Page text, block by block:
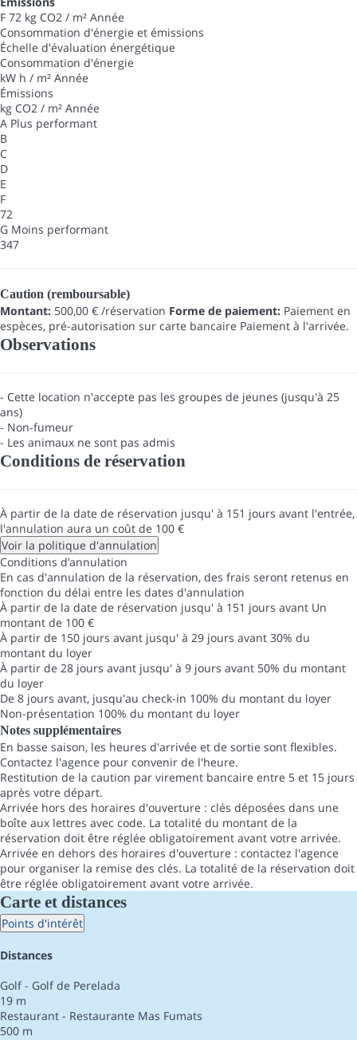
F 72 kg CO2 / m² Année
Consommation d'énergie et émissions
Échelle d'évaluation énergétique
Consommation d'énergie
kW h / m² Année
Émissions
kg CO2 / m² Année
A Plus performant
B
C
D
E
F
72
G Moins performant
347
Caution (remboursable)
Montant: 500,00 € /réservation Forme de paiement: Paiement en
espèces, pré-autorisation sur carte bancaire Paiement à l'arrivée.
Observations
- Cette location n'accepte pas les groupes de jeunes (jusqu'à 25
ans)
- Non-fumeur
- Les animaux ne sont pas admis
Conditions de réservation
À partir de la date de réservation jusqu' à 151 jours avant l'entrée,
l'annulation aura un coût de 100 €
Voir la politique d'annulation
Conditions d’annulation
En cas d'annulation de la réservation, des frais seront retenus en
fonction du délai entre les dates d'annulation
À partir de la date de réservation jusqu' à 151 jours avant Un
montant de 100 €
À partir de 150 jours avant jusqu' à 29 jours avant 30% du
montant du loyer
À partir de 28 jours avant jusqu' à 9 jours avant 50% du montant
du loyer
De 8 jours avant, jusqu'au check-in 100% du montant du loyer
Non-présentation 100% du montant du loyer
Notes supplémentaires
En basse saison, les heures d'arrivée et de sortie sont flexibles.
Contactez l'agence pour convenir de l'heure.
Restitution de la caution par virement bancaire entre 5 et 15 jours
après votre départ.
Arrivée hors des horaires d'ouverture : clés déposées dans une
boîte aux lettres avec code. La totalité du montant de la
réservation doit être réglée obligatoirement avant votre arrivée.
Arrivée en dehors des horaires d'ouverture : contactez l'agence
pour organiser la remise des clés. La totalité de la réservation doit
être réglée obligatoirement avant votre arrivée.
Carte et distances
Points d'intérêt
Distances
Golf - Golf de Perelada
19 m
Restaurant - Restaurante Mas Fumats
500 m